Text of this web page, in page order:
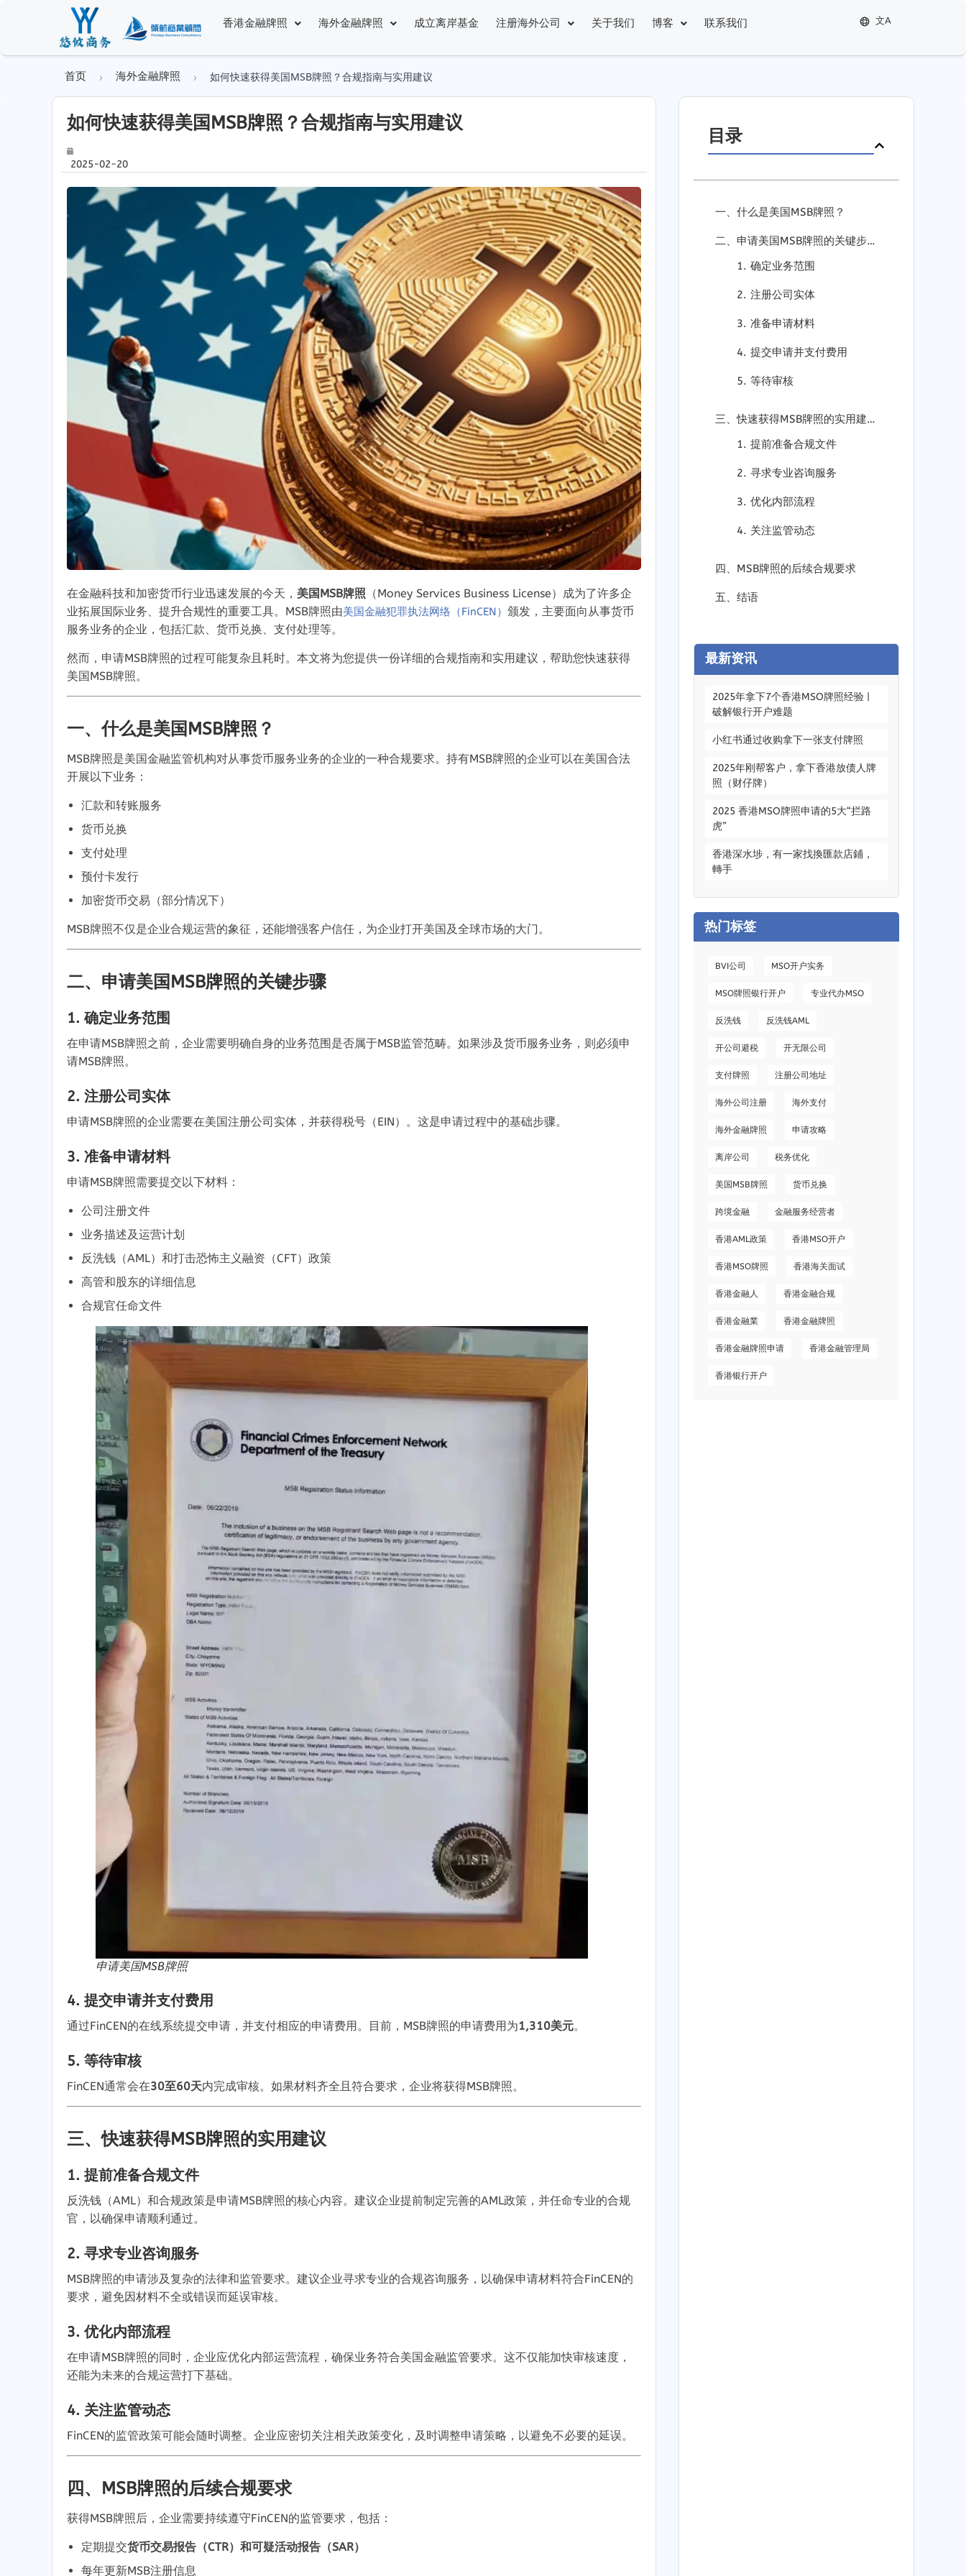
香港金融牌照 海外金融牌照 成立离岸基金 注册海外公司 关于我们 博客 联系我们 文A
简体中文
首页 海外金融牌照 如何快速获得美国MSB牌照？合规指南与实用建议
如何快速获得美国MSB牌照？合规指南与实用建议
2025-02-20
在金融科技和加密货币行业迅速发展的今天 ， 美国MSB牌照 （Money Services Business License）成为了许多企
业拓展国际业务、 提升合规性的重要工具。 MSB牌照由美国金融犯罪执法网络（FinCEN） 颁发 ， 主要面向从事货币
服务业务的企业 ， 包括汇款、 货币兑换、 支付处理等。
然而 ， 申请MSB牌照的过程可能复杂且耗时。 本文将为您提供一份详细的合规指南和实用建议 ， 帮助您快速获得
美国MSB牌照。
一、什么是美国MSB牌照？
MSB牌照是美国金融监管机构对从事货币服务业务的企业的一种合规要求。 持有MSB牌照的企业可以在美国合法
开展以下业务 ：
汇款和转账服务
货币兑换
支付处理
预付卡发行
加密货币交易（部分情况下）
MSB牌照不仅是企业合规运营的象征 ， 还能增强客户信任 ， 为企业打开美国及全球市场的大门。
二、 申请美国MSB牌照的关键步骤
1. 确定业务范围
在申请MSB牌照之前 ， 企业需要明确自身的业务范围是否属于MSB监管范畴。 如果涉及货币服务业务 ， 则必须申
请MSB牌照。
2. 注册公司实体
申请MSB牌照的企业需要在美国注册公司实体 ， 并获得税号（EIN） 。 这是申请过程中的基础步骤。
3. 准备申请材料
申请MSB牌照需要提交以下材料 ：
公司注册文件
业务描述及运营计划
反洗钱（AML）和打击恐怖主义融资（CFT）政策
高管和股东的详细信息
合规官任命文件
申请美国MSB牌照
4. 提交申请并支付费用
通过FinCEN的在线系统提交申请 ， 并支付相应的申请费用。 目前 ， MSB牌照的申请费用为1,310美元。
5. 等待审核
FinCEN通常会在30至60天内完成审核。 如果材料齐全且符合要求 ， 企业将获得MSB牌照。
三、快速获得MSB牌照的实用建议
1. 提前准备合规文件
反洗钱（AML）和合规政策是申请MSB牌照的核心内容。 建议企业提前制定完善的AML政策 ， 并任命专业的合规
官 ， 以确保申请顺利通过。
2. 寻求专业咨询服务
MSB牌照的申请涉及复杂的法律和监管要求。 建议企业寻求专业的合规咨询服务 ， 以确保申请材料符合FinCEN的
要求 ， 避免因材料不全或错误而延误审核。
3. 优化内部流程
在申请MSB牌照的同时 ， 企业应优化内部运营流程 ， 确保业务符合美国金融监管要求。 这不仅能加快审核速度 ，
还能为未来的合规运营打下基础。
4. 关注监管动态
FinCEN的监管政策可能会随时调整。 企业应密切关注相关政策变化 ， 及时调整申请策略 ， 以避免不必要的延误。
四 、 MSB牌照的后续合规要求
获得MSB牌照后 ， 企业需要持续遵守FinCEN的监管要求 ， 包括 ：
定期提交货币交易报告（CTR）和可疑活动报告（SAR）
每年更新MSB注册信息
目录
一、什么是美国MSB牌照？
二、申请美国MSB牌照的关键步骤
1. 确定业务范围
2. 注册公司实体
3. 准备申请材料
4. 提交申请并支付费用
5. 等待审核
三、快速获得MSB牌照的实用建议
1. 提前准备合规文件
2. 寻求专业咨询服务
3. 优化内部流程
4. 关注监管动态
四、MSB牌照的后续合规要求
五、结语
最新资讯
2025年拿下7个香港MSO牌照经验 |
破解银行开户难题
小红书通过收购拿下一张支付牌照
2025年刚帮客户 ，拿下香港放债人牌
照（财仔牌）
2025香港MSO牌照申请的5大“拦路
虎”
香港深水埗 ，有一家找換匯款店鋪 ，
轉手
热门标签
BVI公司 MSO开户实务
MSO牌照银行开户 专业代办MSO
反洗钱 反洗钱AML
开公司避税 开无限公司
支付牌照 注册公司地址
海外公司注册 海外支付
海外金融牌照 申请攻略
离岸公司 税务优化
美国MSB牌照 货币兑换
跨境金融 金融服务经营者
香港AML政策 香港MSO开户
香港MSO牌照 香港海关面试
香港金融人 香港金融合规
香港金融業 香港金融牌照
香港金融牌照申请 香港金融管理局
香港银行开户